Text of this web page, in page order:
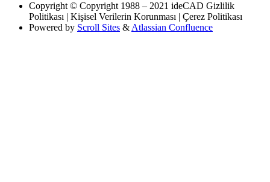
Copyright © Copyright 1988 – 2021 ideCAD Gizlilik
Politikası | Kişisel Verilerin Korunması | Çerez Politikası
Powered by Scroll Sites & Atlassian Confluence